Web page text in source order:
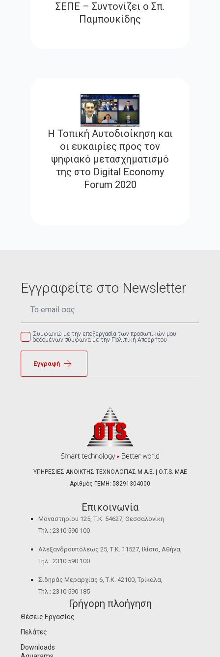
ΣΕΠΕ – Συντονίζει ο Σπ.
Παμπουκίδης
Η Τοπική Αυτοδιοίκηση και
οι ευκαιρίες προς τον
ψηφιακό μετασχηματισμό
της στο Digital Economy
Forum 2020
Εγγραφείτε στο Newsletter
Συμφωνώ με την επεξεργασία των προσωπικών μου
δεδομένων σύμφωνα με την Πολιτική Απορρήτου
Εγγραφή
ΥΠΗΡΕΣΙΕΣ ΑΝΟΙΚΤΗΣ ΤΕΧΝΟΛΟΓΙΑΣ Μ.Α.Ε. | O.T.S. ΜΑΕ
Αριθμός ΓΕΜΗ: 58291304000
Επικοινωνία
Μοναστηρίου 125, Τ.Κ. 54627, Θεσσαλονίκη
Τηλ.: 2310 590 100
Αλεξανδρουπόλεως 25, Τ.Κ. 11527, Ιλίσια, Αθήνα,
Τηλ.: 2310 590 100
Σιδηράς Μεραρχίας 6, Τ.Κ. 42100, Τρίκαλα,
Τηλ.: 2310 590 185
Γρήγορη πλοήγηση
Θέσεις Εργασίας
Πελάτες
Downloads